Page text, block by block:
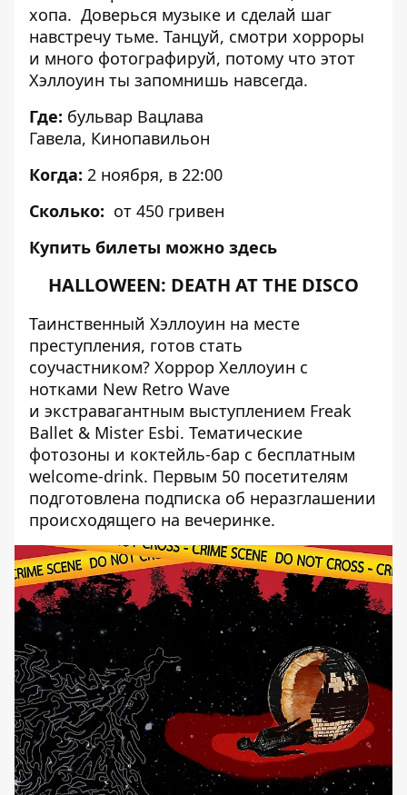
хопа. Доверься музыке и сделай шаг
навстречу тьме. Танцуй, смотри хорроры
и много фотографируй, потому что этот
Хэллоуин ты запомнишь навсегда.
Где: бульвар Вацлава
Гавела, Кинопавильон
Когда: 2 ноября, в 22:00
Сколько: от 450 гривен
Купить билеты можно здесь
HALLOWEEN: DEATH AT THE DISCO
Таинственный Хэллоуин на месте
преступления, готов стать
соучастником? Хоррор Хеллоуин с
нотками New Retro Wave
и экстравагантным выступлением Freak
Ballet & Mister Esbi. Тематические
фотозоны и коктейль-бар с бесплатным
welcome-drink. Первым 50 посетителям
подготовлена подписка об неразглашении
происходящего на вечеринке.